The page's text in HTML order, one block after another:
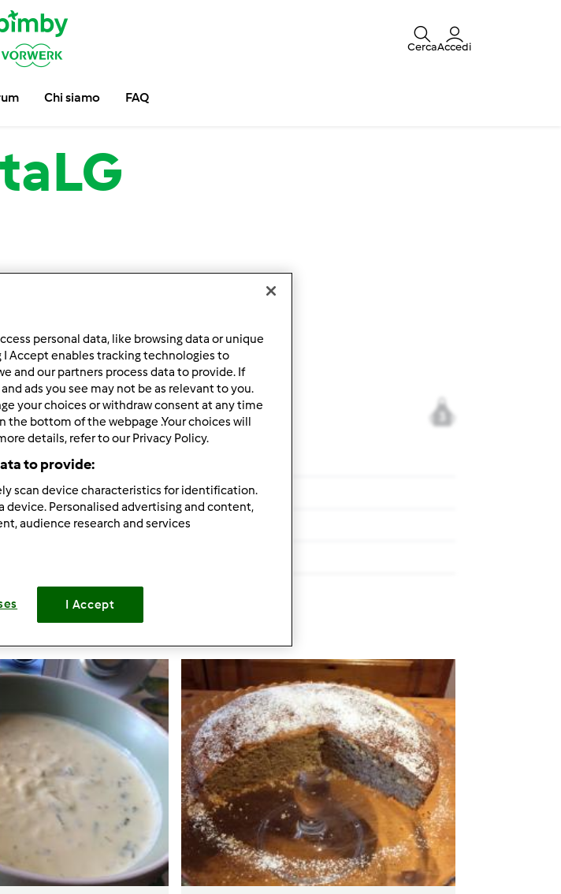
CercaAccedi
Chi siamo FAQ
3
Torta al limone veloce
Torta al limone veloce
personal data, like browsing data or unique
Accept enables tracking technologies to
and our partners process data to provide. If
ads you see may not be as relevant to you.
your choices or withdraw consent at any time
the bottom of the webpage .Your choices will
details, refer to our Privacy Policy.
to provide:
scan device characteristics for identification.
device. Personalised advertising and content,
audience research and services
I Accept